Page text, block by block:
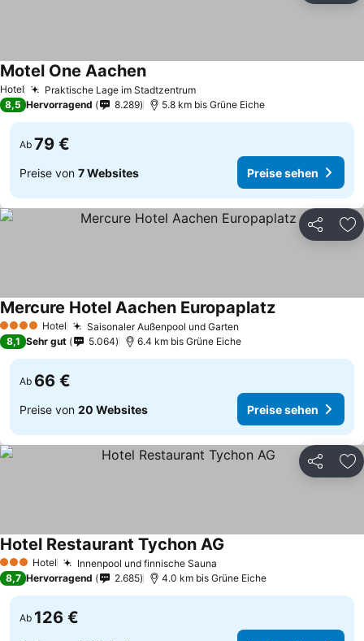
Hotel Praktische Lage im Stadtzentrum
Motel One Aachen
8,5 Hervorragend 8.289 5.8 km bis Grüne Eiche
Ab 79 €
Preise von 7 Websites Preise sehen
Teilen
4 Sterne Hotel Saisonaler Außenpool und Garten
Mercure Hotel Aachen Europaplatz
8,1 Sehr gut 5.064 6.4 km bis Grüne Eiche
Ab 66 €
Preise von 20 Websites Preise sehen
Teilen
3 SterneHotel Innenpool und finnische Sauna
Hotel Restaurant Tychon AG
8,7 Hervorragend 2.685 4.0 km bis Grüne Eiche
Ab 126 €